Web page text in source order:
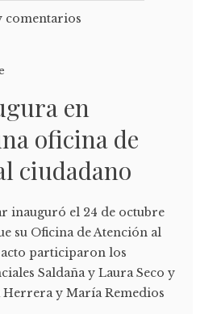
comentarios
en
oficina de
ciudadano
inauguró el 24 de octubre
su Oficina de Atención al
participaron los
Saldaña y Laura Seco y
Herrera y María Remedios